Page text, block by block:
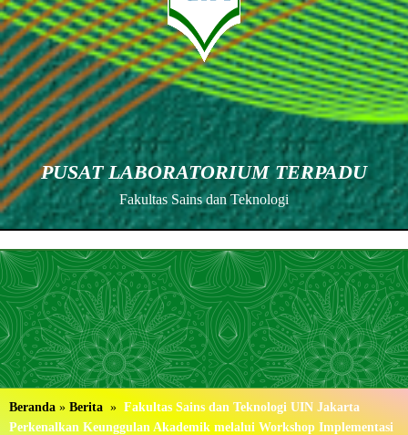
PUSAT LABORATORIUM TERPADU
Fakultas Sains dan Teknologi
Beranda » Berita » Fakultas Sains dan Teknologi UIN Jakarta
Perkenalkan Keunggulan Akademik melalui Workshop Implementasi